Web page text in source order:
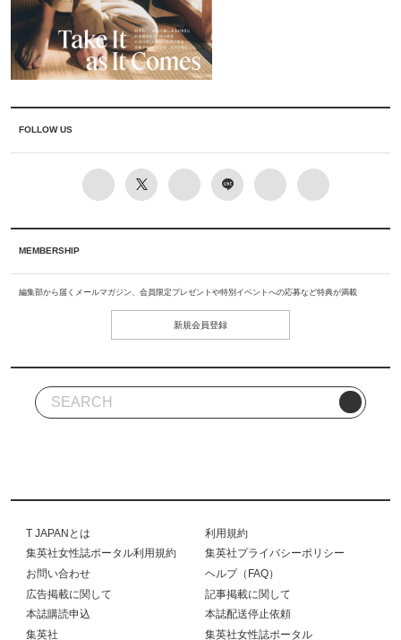
FOLLOW US
MEMBERSHIP
編集部から届くメールマガジン、会員限定プレゼントや特別イベントへの応募など特典が満載
新規会員登録
T JAPANとは
利用規約
集英社女性誌ポータル利用規約
集英社プライバシーポリシー
お問い合わせ
ヘルプ（FAQ）
広告掲載に関して
記事掲載に関して
本誌購読申込
本誌配送停止依頼
集英社
集英社女性誌ポータル